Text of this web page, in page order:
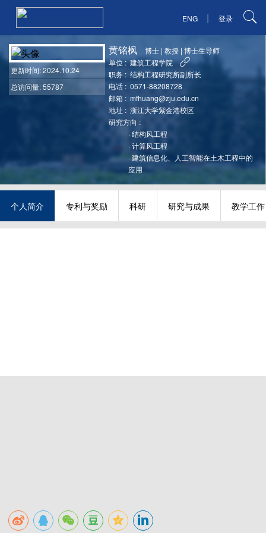
ENG | 登录
更新时间: 2024.10.24
总访问量: 55787
黄铭枫 博士 |教授 |博士生导师
单位 : 建筑工程学院
职务 : 结构工程研究所副所长
电话 : 0571-88208728
邮箱 : mfhuang@zju.edu.cn
地址 : 浙江大学紫金港校区
研究方向 :
·结构风工程
·计算风工程
·建筑信息化、人工智能在土木工程中的
应用
个人简介 专利与奖励 科研 研究与成果 教学工作